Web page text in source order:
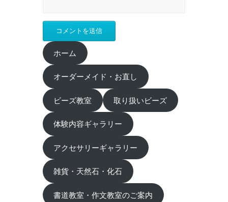
ホーム
オーダーメイド・お直し
ビーズ教室 取り扱いビーズ
体験内容ギャラリー
アクセサリーギャラリー
雑貨・天然石・化石
書道教室・作文教室のご案内